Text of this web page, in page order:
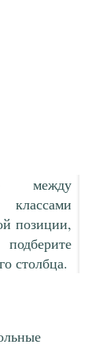
между
позиции,
столбца.